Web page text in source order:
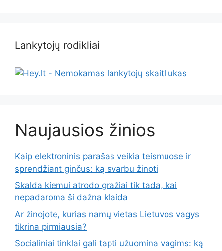
Lankytojų rodikliai
Naujausios žinios
Kaip elektroninis parašas veikia teismuose ir
sprendžiant ginčus: ką svarbu žinoti
Skalda kiemui atrodo gražiai tik tada, kai
nepadaroma ši dažna klaida
Ar žinojote, kurias namų vietas Lietuvos vagys
tikrina pirmiausia?
Socialiniai tinklai gali tapti užuomina vagims: ką